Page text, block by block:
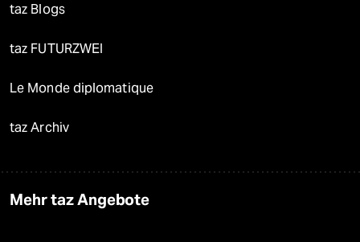
taz Blogs
taz FUTURZWEI
Le Monde diplomatique
taz Archiv
Mehr taz Angebote